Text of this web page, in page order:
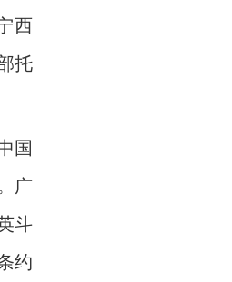
西
托
国
广
斗
约